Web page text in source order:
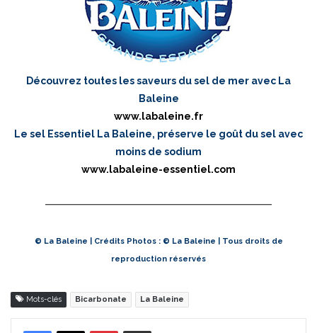
Découvrez toutes les saveurs du sel de mer avec La
Baleine
www.labaleine.fr
Le sel Essentiel La Baleine, préserve le goût du sel avec
moins de sodium
www.labaleine-essentiel.com
© La Baleine | Crédits Photos : © La Baleine | Tous droits de
reproduction réservés
Mots-clés Bicarbonate La Baleine